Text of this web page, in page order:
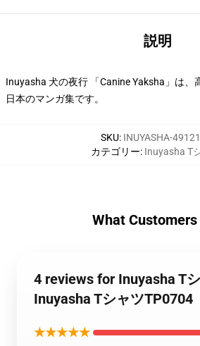
説明
Inuyasha 犬の夜行 「Canine Yaksha」は、
日本のマンガ集です。
SKU: INUYASHA-
カテゴリー: Inuyasha T
What Customers
4 reviews for Inuyasha T
Inuyasha TシャツTP0704
★★★★★